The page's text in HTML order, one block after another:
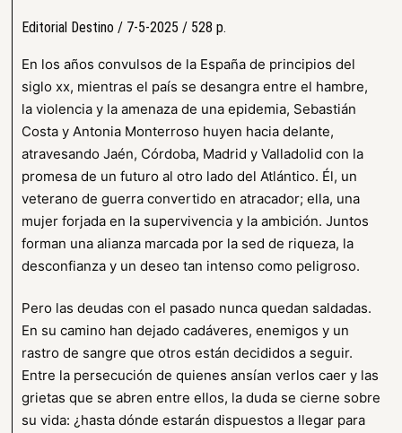
Editorial Destino / 7-5-2025 / 528 p.
En los años convulsos de la España de principios del
siglo xx, mientras el país se desangra entre el hambre,
la violencia y la amenaza de una epidemia, Sebastián
Costa y Antonia Monterroso huyen hacia delante,
atravesando Jaén, Córdoba, Madrid y Valladolid con la
promesa de un futuro al otro lado del Atlántico. Él, un
veterano de guerra convertido en atracador; ella, una
mujer forjada en la supervivencia y la ambición. Juntos
forman una alianza marcada por la sed de riqueza, la
desconfianza y un deseo tan intenso como peligroso.
Pero las deudas con el pasado nunca quedan saldadas.
En su camino han dejado cadáveres, enemigos y un
rastro de sangre que otros están decididos a seguir.
Entre la persecución de quienes ansían verlos caer y las
grietas que se abren entre ellos, la duda se cierne sobre
su vida: ¿hasta dónde estarán dispuestos a llegar para